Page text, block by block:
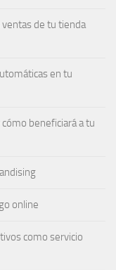
de tu tienda
en tu
beneficiará a tu
online
como servicio